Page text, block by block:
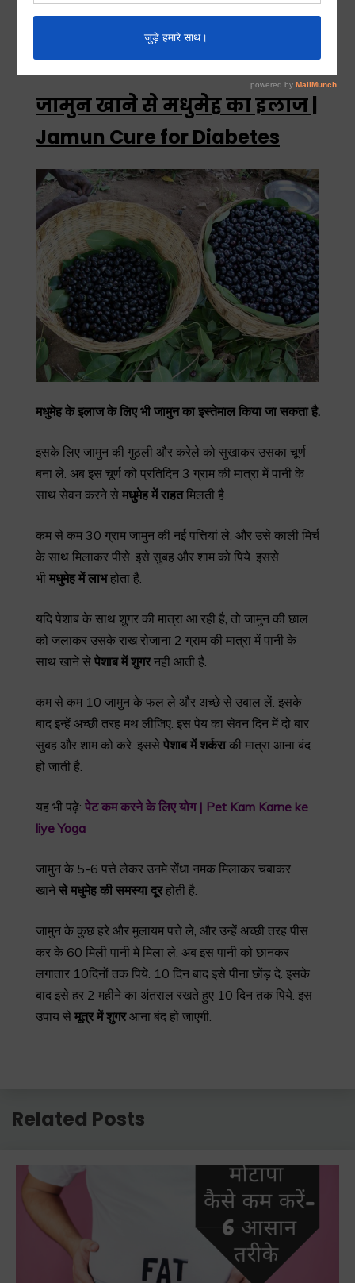
अब उस राख को शहद कर साथ मिलाकर खाये. इससे खट्टी
जामुन खाने से मधुमेह का इलाज |
Jamun Cure for Diabetes
मधुमेह के इलाज के लिए भी जामुन का इस्तेमाल किया जा सकता है.
इसके लिए जामुन की गुठली और करेले को सुखाकर उसका चूर्ण
बना ले. अब इस चूर्ण को प्रतिदिन 3 ग्राम की मात्रा में पानी के
साथ सेवन करने से मधुमेह में राहतमिलती है.
कम से कम 30 ग्राम जामुन की नई पत्तियां ले, और उसे काली मिर्च
के साथ मिलाकर पीसे. इसे सुबह और शाम को पिये. इससे
भी मधुमेह में लाभहोता है.
यदि पेशाब के साथ शुगर की मात्रा आ रही है, तो जामुन की छाल
को जलाकर उसके राख रोजाना 2 ग्राम की मात्रा में पानी के
साथ खाने से पेशाब में शुगरनही आती है.
कम से कम 10 जामुन के फल ले और अच्छे से उबाल लें. इसके
बाद इन्हें अच्छी तरह मथ लीजिए. इस पेय का सेवन दिन में दो बार
सुबह और शाम को करे. इससे पेशाब में शर्कराकी मात्रा आना बंद
हो जाती है.
यह भी पढ़े: पेट कम करने के लिए योग | Pet Kam Karne ke
liye Yoga
जामुन के 5-6 पत्ते लेकर उनमे सेंधा नमक मिलाकर चबाकर
खाने से मधुमेह की समस्या दूरहोती है.
जामुन के कुछ हरे और मुलायम पत्ते ले, और उन्हें अच्छी तरह पीस
कर के 60 मिली पानी मे मिला ले. अब इस पानी को छानकर
लगातार 10दिनों तक पिये. 10 दिन बाद इसे पीना छोंड़ दे. इसके
बाद इसे हर 2 महीने का अंतराल रखते हुए 10 दिन तक पिये. इस
उपाय से मूत्र में शुगरआना बंद हो जाएगी.
Related Posts